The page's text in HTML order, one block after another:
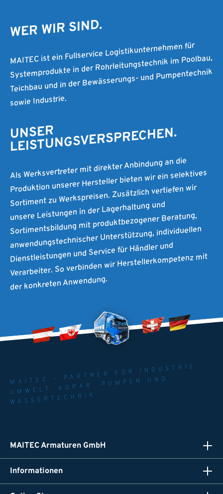
WER WIR SIND.
MAITEC ist ein Fullservice Logistikunternehmen für
Systemprodukte in der Rohrleitungstechnik im Poolbau,
Teichbau und in der Bewässerungs- und Pumpentechnik
sowie Industrie.
UNSER
LEISTUNGSVERSPRECHEN.
Als Werksvertreter mit direkter Anbindung an die
Produktion unserer Hersteller bieten wir ein selektives
Sortiment zu Werkspreisen. Zusätzlich vertiefen wir
unsere Leistungen in der Lagerhaltung und
Sortimentsbildung mit produktbezogener Beratung,
anwendungstechnischer Unterstützung, individuellen
Dienstleistungen und Service für Händler und
Verarbeiter. So verbinden wir Herstellerkompetenz mit
der konkreten Anwendung.
MAITEC - PARTNER FÜR INDUSTRIE.
UMWELT. AGRAR. PUMPEN UND
WASSERTECHNIK
MAITEC Armaturen GmbH
Informationen